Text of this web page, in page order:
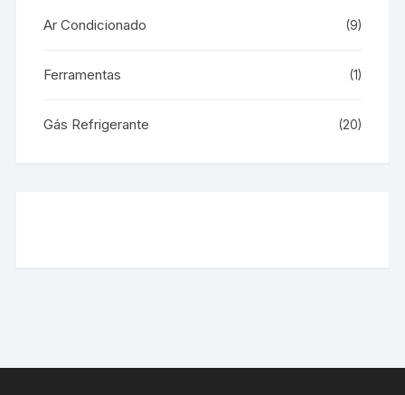
Ar Condicionado (9)
Ferramentas (1)
Gás Refrigerante (20)